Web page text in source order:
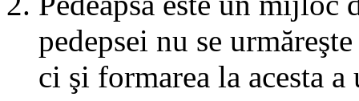
pedepsei nu se
ci şi formarea la acesta